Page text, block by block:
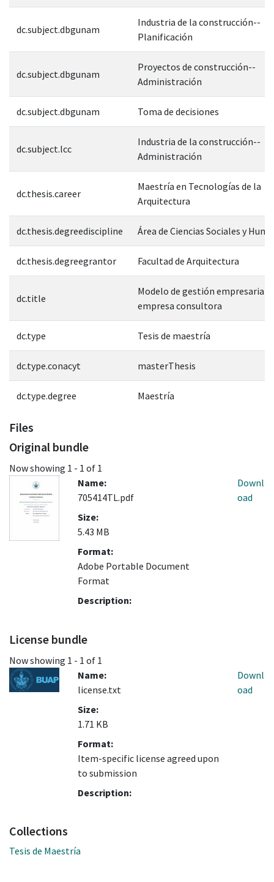
dc.subject.dbgunam
Industria de la construcción--
Planificación
dc.subject.dbgunam
Proyectos de construcción--
Administración
dc.subject.dbgunam Toma de decisiones
dc.subject.lcc
Industria de la construcción--
Administración
dc.thesis.career
Maestría en Tecnologías de la
Arquitectura
dc.thesis.degreediscipline Área de Ciencias Sociales y
dc.thesis.degreegrantor Facultad de Arquitectura
dc.title
Modelo de gestión empresarial
empresa consultora
dc.type Tesis de maestría
dc.type.conacyt masterThesis
dc.type.degree Maestría
Files
Original bundle
Now showing 1 - 1 of 1
Name:
705414TL.pdf
Size:
5.43 MB
Format:
Adobe Portable Document
Format
Description:
Downl
oad
License bundle
Now showing 1 - 1 of 1
Name:
license.txt
Size:
1.71 KB
Format:
Item-specific license agreed upon
to submission
Description:
Downl
oad
Collections
Tesis de Maestría